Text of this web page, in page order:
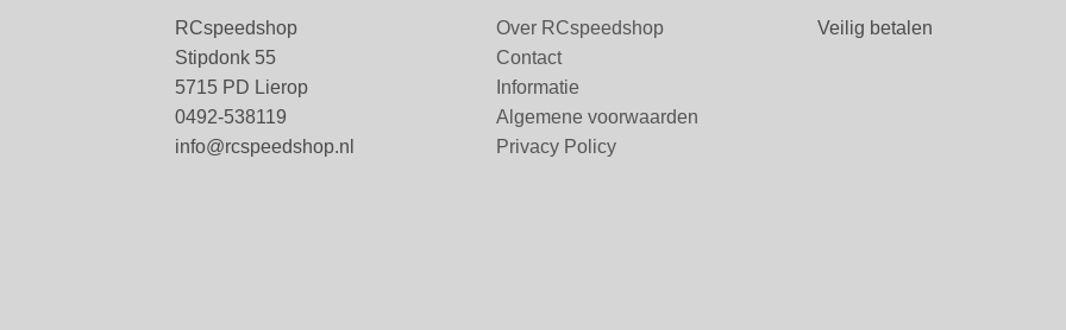
RCspeedshop
Stipdonk 55
5715 PD Lierop
0492-538119
info@rcspeedshop.nl
Over RCspeedshop
Contact
Informatie
Algemene voorwaarden
Privacy Policy
Veilig betalen